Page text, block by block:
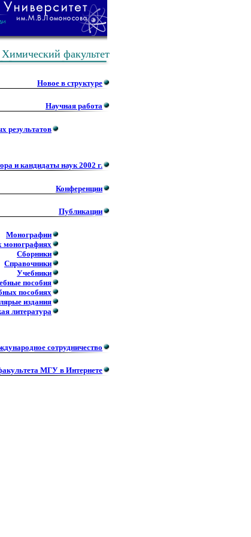
Химический факультет
Новое в структуре
Научная работа
результатов
и кандидаты наук 2002 г.
Конференции
Публикации
Монографии
монографиях
Сборники
Справочники
Учебники
пособия
пособиях
издания
литература
сотрудничество
МГУ в Интернете